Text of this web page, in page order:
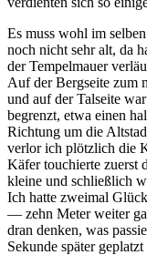
Es muss wohl im
noch nicht sehr alt, da
der Tempelmauer
Auf der Bergseite zum
und auf der Talseite
begrenzt, etwa einen
Richtung um die
verlor ich plötzlich die
Käfer touchierte zuerst
kleine und schließlich
Ich hatte zweimal
— zehn Meter weiter
dran denken, was
Sekunde später